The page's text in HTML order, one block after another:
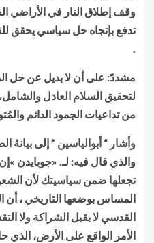
وقف إطلاق النار في الأراضي
تدفع بإتجاه حل سياسي يحقق
مشددً: على أن لا بديل عن حل
لتحقيق السلام العادل والشامل،
من تداعيات الجمود الدائم
والذي قال فيه: لـ. «جوبايدن
تجعلها ضمن سياسيتك لأن
المساس بوضعها التاريخي ، أن
القدسي لا يقبل الشراكة ولا
الأمر الواقع على الأرض، الذي